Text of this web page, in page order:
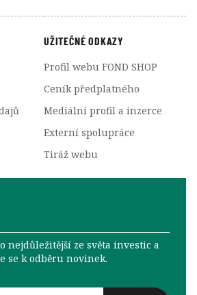
UŽITEČNÉ ODKAZY
Profil webu FOND SHOP
Ceník předplatného
Mediální profil a inzerce
Externí spolupráce
Tiráž webu
nejdůležitější ze světa investic a
se k odběru novinek.